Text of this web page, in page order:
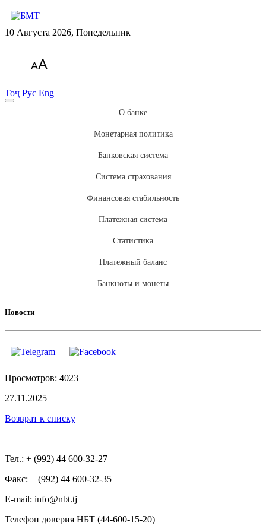
10 Августа 2026, Понедельник
AA
Тоҷ Рус Eng
О банке
Монетарная политика
Банковская система
Система страхования
Финансовая стабильность
Платежная система
Статистика
Платежный баланс
Банкноты и монеты
Новости
Просмотров: 4023
27.11.2025
Возврат к списку
Тел.: + (992) 44 600-32-27
Факс: + (992) 44 600-32-35
Е-mail: info@nbt.tj
Телефон доверия НБТ (44-600-15-20)